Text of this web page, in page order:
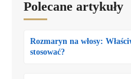
Polecane artykuły
Rozmaryn na włosy:
stosować?